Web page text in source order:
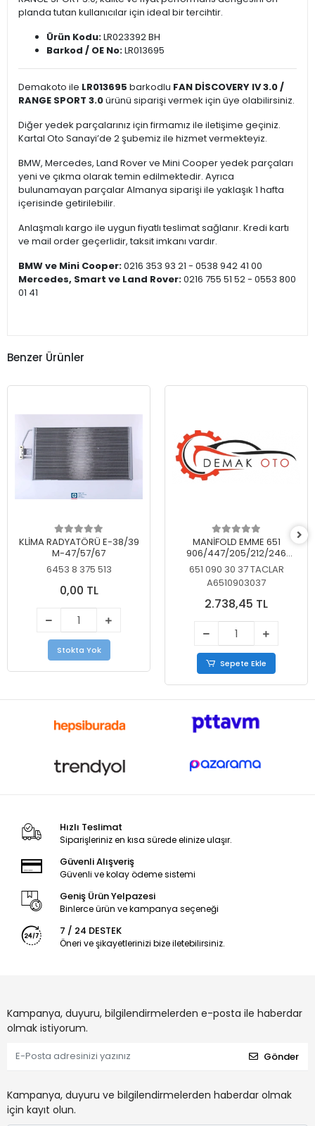
planda tutan kullanıcılar için ideal bir tercihtir.
Ürün Kodu:LR023392 BH
Barkod / OE No:LR013695
Demakoto ile LR013695 barkodlu FAN DİSCOVERY IV 3.0 /
RANGE SPORT 3.0ürünü siparişi vermek için üye olabilirsiniz.
Diğer yedek parçalarınız için firmamız ile iletişime geçiniz.
Kartal Oto Sanayi’de 2 şubemiz ile hizmet vermekteyiz.
BMW, Mercedes, Land Rover ve Mini Cooper yedek parçaları
yeni ve çıkma olarak temin edilmektedir. Ayrıca
bulunamayan parçalar Almanya siparişi ile yaklaşık 1 hafta
içerisinde getirilebilir.
Anlaşmalı kargo ile uygun fiyatlı teslimat sağlanır. Kredi kartı
ve mail order geçerlidir, taksit imkanı vardır.
BMW ve Mini Cooper:0216 353 93 21 - 0538 942 41 00
Mercedes, Smart ve Land Rover:0216 755 51 52 - 0553 800
01 41
Benzer Ürünler
KLİMA RADYATÖRÜ E-38/39
M-47/57/67
6453 8 375 513
0,00 TL
Stokta Yok
MANİFOLD EMME 651
906/447/205/212/246
KELEBEKSİZ
651 090 30 37 TACLAR
A6510903037
2.738,45 TL
Sepete Ekle
Hızlı Teslimat
Siparişleriniz en kısa sürede elinize ulaşır.
Güvenli Alışveriş
Güvenli ve kolay ödeme sistemi
Geniş Ürün Yelpazesi
Binlerce ürün ve kampanya seçeneği
7 / 24 DESTEK
Öneri ve şikayetlerinizi bize iletebilirsiniz.
Kampanya, duyuru, bilgilendirmelerden e-posta ile haberdar
olmak istiyorum.
Gönder
Kampanya, duyuru ve bilgilendirmelerden haberdar olmak
için kayıt olun.